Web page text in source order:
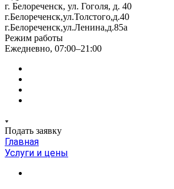
г. Белореченск, ул. Гоголя, д. 40
г.Белореченск,ул.Толстого,д.40
г.Белореченск,ул.Ленина,д.85а
Режим работы
Ежедневно, 07:00–21:00
Подать заявку
Главная
Услуги и цены